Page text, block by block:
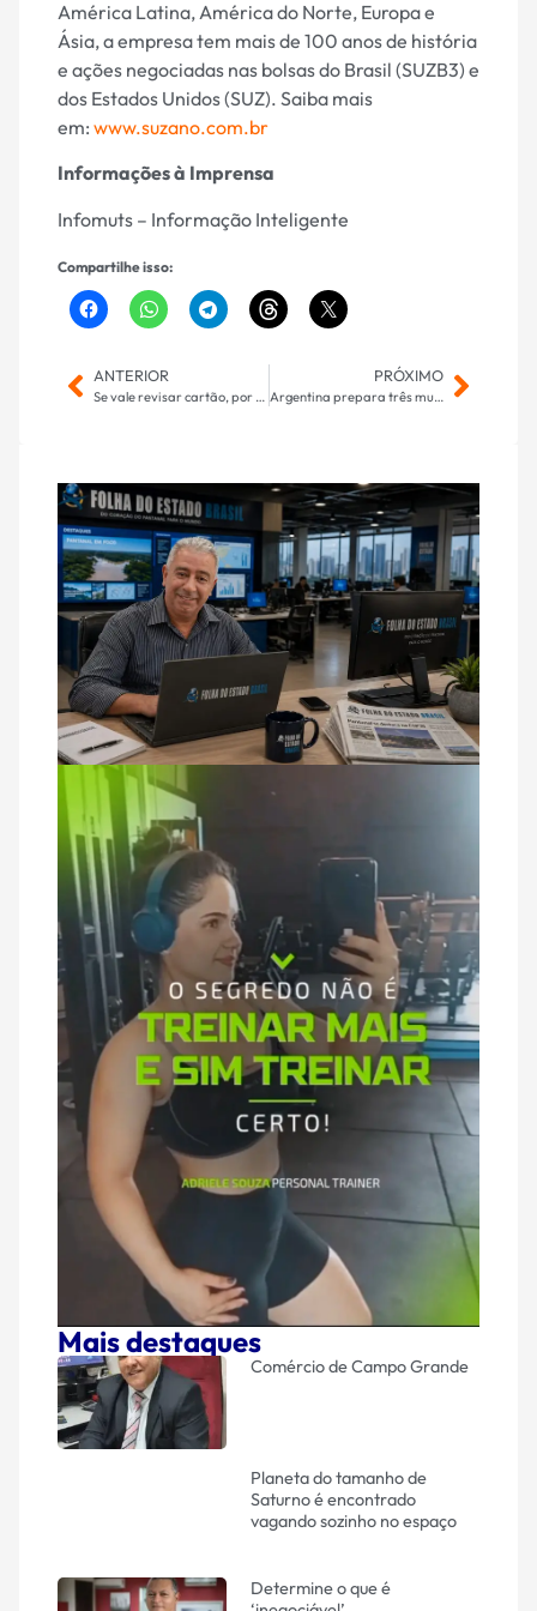
América Latina, América do Norte, Europa e
Ásia, a empresa tem mais de 100 anos de história
e ações negociadas nas bolsas do Brasil (SUZB3) e
dos Estados Unidos (SUZ). Saiba mais
em: www.suzano.com.br
Informações à Imprensa
Infomuts – Informação Inteligente
Compartilhe isso:
ANTERIOR
Se vale revisar cartão, por que não anular gol?
PRÓXIMO
Argentina prepara três mudanças para jogo das oitavas de final da Copa do Mundo
Mais destaques
Comércio de Campo Grande
Planeta do tamanho de
Saturno é encontrado
vagando sozinho no espaço
Determine o que é